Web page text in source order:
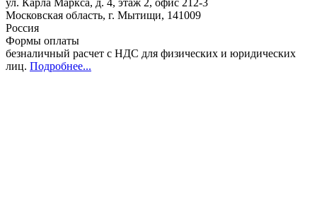
Московская область, г. Мытищи, 141009
Россия
Формы оплаты
безналичный расчет с НДС для физических и юридических
лиц. Подробнее...